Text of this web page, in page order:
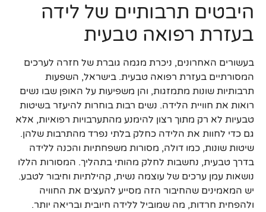
היבטים תרבותיים של לידה
בעזרת רפואה טבעית
בעשורים האחרונים, ניכרת מגמה גוברת של חזרה לערכים
המסורתיים בעזרת רפואה טבעית. בישראל, השפעות
תרבותיות שונות מתמזגות, והן משפיעות על האופן שבו נשים
רואות את חוויית הלידה. נשים רבות בוחרות להיעזר בשיטות
טבעיות לא רק מתוך רצון להימנע מהתערבויות רפואיות, אלא
גם כדי לחוות את הלידה כחלק בלתי נפרד מהתרבות שלהן.
שיטות שונות, כמו דולה, מסורות משפחתיות והכנה ללידה
בדרך טבעית, נחשבות לחלק מהותי בתהליך. המסורות הללו
נושאות עמן ערכים של עוצמה נשית, קהילתיות וחיבור לטבע.
יש המאמינים שהחיבור הזה מסייע להעצים את החוויה
ולהפחית חרדות, מה שמוביל ללידה חיובית ובריאה יותר.